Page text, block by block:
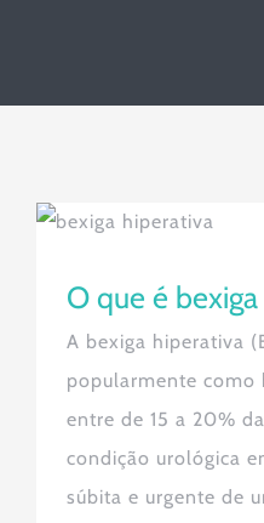
O que é
O que é
A bexiga hiperativa
popularmente como
entre de 15 a 20%
condição urológica
súbita e urgente de